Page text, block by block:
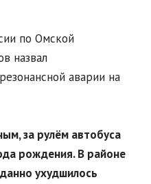
по Омской
назвал
аварии на
за рулём автобуса
рождения. В районе
ухудшилось